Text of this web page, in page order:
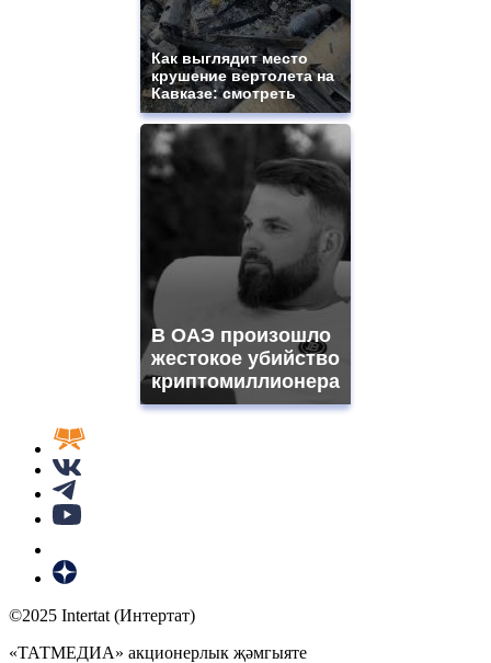
Как выглядит место
крушение вертолета на
Кавказе: смотреть
В ОАЭ произошло
жестокое убийство
криптомиллионера
©2025 Intertat (Интертат)
«ТАТМЕДИА» акционерлык җәмгыяте